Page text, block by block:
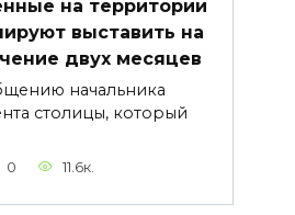
на территории
выставить на
двух месяцев
начальника
столицы, который
0 11.6к.